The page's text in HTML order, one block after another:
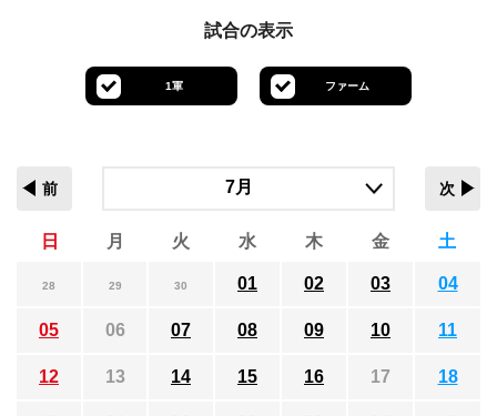
試合の表示
1軍 ファーム
前 次
日 月 火 水 木 金 土
28 29 30 01 02 03 04
05 06 07 08 09 10 11
12 13 14 15 16 17 18